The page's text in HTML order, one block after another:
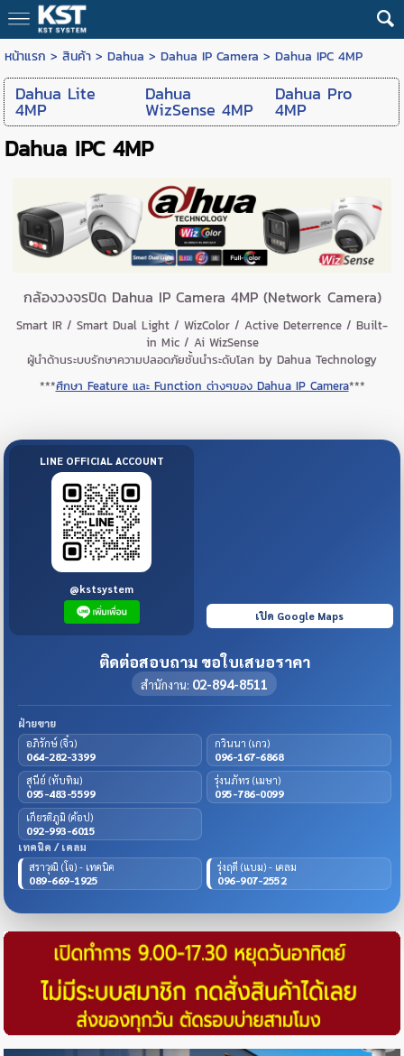
หน้าแรก > สินค้า> Dahua > Dahua IP Camera > Dahua IPC 4MP
Dahua Lite
4MP
Dahua
WizSense 4MP
Dahua Pro
4MP
Dahua IPC 4MP
กล้องวงจรปิด Dahua IP Camera 4MP (Network Camera)
Smart IR / Smart Dual Light / WizColor / Active Deterrence / Built-
in Mic / Ai WizSense
ผู้นำด้านระบบรักษาความปลอดภัยชั้นนำระดับโลก by Dahua Technology
***ศึกษา Feature และ Function ต่างๆของ Dahua IP Camera***
LINE OFFICIAL ACCOUNT
@kstsystem
ติดต่อสอบถาม ขอใบเสนอราคา
สำนักงาน: 02-894-8511
ฝ่ายขาย
อภิรักษ์ (จิ๋ว)
064-282-3399
กวินนา (เกว)
096-167-6868
สุนีย์ (ทับทิม)
095-483-5599
รุ่งนภัทร (เมษา)
095-786-0099
เกียรติภูมิ (ค้อป)
092-993-6015
เทคนิค / เคลม
สราวุฒิ (โจ) - เทคนิค
089-669-1925
รุ่งฤดี (แบม) - เคลม
096-907-2552
เปิด Google Maps